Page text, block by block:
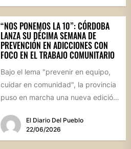
“NOS PONEMOS LA 10”: CÓRDOBA
LANZA SU DÉCIMA SEMANA DE
PREVENCIÓN EN ADICCIONES CON
FOCO EN EL TRABAJO COMUNITARIO
Bajo el lema "prevenir en equipo,
cuidar en comunidad", la provincia
puso en marcha una nueva edición
El Diario Del Pueblo
22/06/2026